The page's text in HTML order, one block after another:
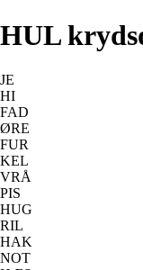
HUL
JE
HI
FAD
ØRE
FUR
KEL
VRÅ
PIS
HUG
RIL
HAK
NOT